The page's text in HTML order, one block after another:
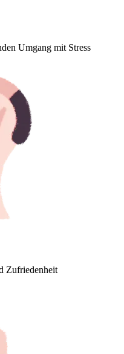
Umgang mit Stress
Zufriedenheit